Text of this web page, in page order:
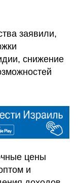
заявили,
снижение
цены
и